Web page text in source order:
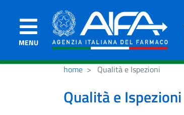
MENU
home Qualità e Ispezioni
Qualità e Ispezioni